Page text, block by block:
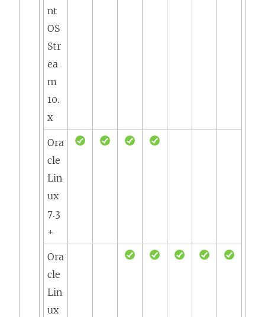
nt
OS
Str
ea
m
10.
x
Ora
cle
Lin
ux
7.3
+
Ora
cle
Lin
ux